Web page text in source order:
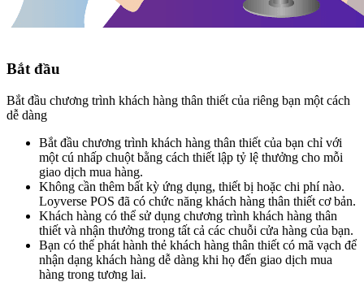
Bắt đầu
Bắt đầu chương trình khách hàng thân thiết của riêng bạn một cách
dễ dàng
Bắt đầu chương trình khách hàng thân thiết của bạn chỉ với
một cú nhấp chuột bằng cách thiết lập tỷ lệ thưởng cho mỗi
giao dịch mua hàng.
Không cần thêm bất kỳ ứng dụng, thiết bị hoặc chi phí nào.
Loyverse POS đã có chức năng khách hàng thân thiết cơ bản.
Khách hàng có thể sử dụng chương trình khách hàng thân
thiết và nhận thưởng trong tất cả các chuỗi cửa hàng của bạn.
Bạn có thể phát hành thẻ khách hàng thân thiết có mã vạch để
nhận dạng khách hàng dễ dàng khi họ đến giao dịch mua
hàng trong tương lai.